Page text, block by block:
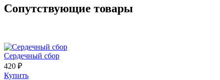
Сопутствующие товары
Сердечный сбор
420 ₽
Купить